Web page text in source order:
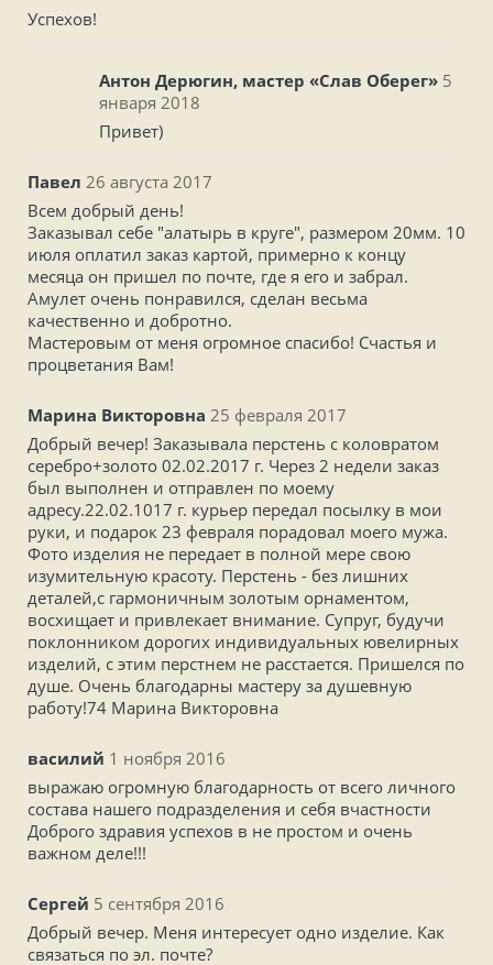
Успехов!
Антон Дерюгин, мастер «Слав Оберег» 5
января 2018
Привет)
Павел 26 августа 2017
Всем добрый день!
Заказывал себе "алатырь в круге", размером 20мм. 10
июля оплатил заказ картой, примерно к концу
месяца он пришел по почте, где я его и забрал.
Амулет очень понравился, сделан весьма
качественно и добротно.
Мастеровым от меня огромное спасибо! Счастья и
процветания Вам!
Марина Викторовна 25 февраля 2017
Добрый вечер! Заказывала перстень с коловратом
серебро+золото 02.02.2017 г. Через 2 недели заказ
был выполнен и отправлен по моему
адресу.22.02.1017 г. курьер передал посылку в мои
руки, и подарок 23 февраля порадовал моего мужа.
Фото изделия не передает в полной мере свою
изумительную красоту. Перстень - без лишних
деталей,с гармоничным золотым орнаментом,
восхищает и привлекает внимание. Супруг, будучи
поклонником дорогих индивидуальных ювелирных
изделий, с этим перстнем не расстается. Пришелся по
душе. Очень благодарны мастеру за душевную
работу!74 Марина Викторовна
василий 1 ноября 2016
выражаю огромную благодарность от всего личного
состава нашего подразделения и себя вчастности
Доброго здравия успехов в не простом и очень
важном деле!!!
Сергей 5 сентября 2016
Добрый вечер. Меня интересует одно изделие. Как
связаться по эл. почте?